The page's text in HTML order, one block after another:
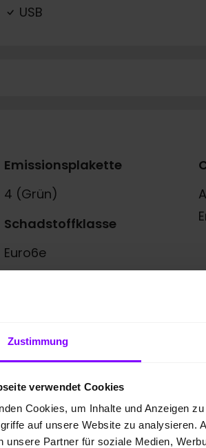
Zustimmung
verwendet Cookies
Cookies, um Inhalte und Anzeigen
auf unsere Website zu analysieren.
unsere Partner für soziale Medien,
USB
Emissionsplakette
4 (Grün)
Schadstoffklasse
Euro6e
VZ GmbH